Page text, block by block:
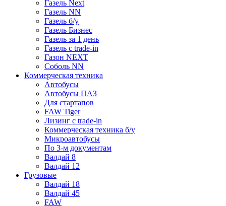
Газель Next
Газель NN
Газель б/у
Газель Бизнес
Газель за 1 день
Газель с trade-in
Газон NEXT
Соболь NN
Коммерческая техника
Автобусы
Автобусы ПАЗ
Для стартапов
FAW Tiger
Лизинг с trade-in
Коммерческая техника б/у
Микроавтобусы
По 3-м документам
Валдай 8
Валдай 12
Грузовые
Валдай 18
Валдай 45
FAW